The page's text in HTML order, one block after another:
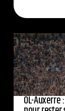
OL-